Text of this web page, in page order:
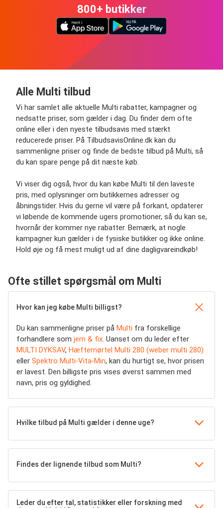
800+ butikker
Alle Multi tilbud
Vi har samlet alle aktuelle Multi rabatter, kampagner og
nedsatte priser, som gælder i dag. Du finder dem ofte
online eller i den nyeste tilbudsavis med stærkt
reducerede priser. På TilbudsavisOnline.dk kan du
sammenligne priser og finde de bedste tilbud på Multi, så
du kan spare penge på dit næste køb.
Vi viser dig også, hvor du kan købe Multi til den laveste
pris, med oplysninger om butikkernes adresser og
åbningstider. Hvis du gerne vil være på forkant, opdaterer
vi løbende de kommende ugers promotioner, så du kan se,
hvornår der kommer nye rabatter. Bemærk, at nogle
kampagner kun gælder i de fysiske butikker og ikke online.
Hold øje og få mest muligt ud af dine dagligvareindkøb!
Ofte stillet spørgsmål om Multi
Hvor kan jeg købe Multi billigst?
Du kan sammenligne priser på Multi fra forskellige
forhandlere som jem & fix . Uanset om du leder efter
MULTI DYKSAV, Hæftemørtel Multi 280 (weber multi 280)
eller Spektro Multi‑Vita‑Min, kan du hurtigt se, hvor prisen
er lavest. Den billigste pris vises øverst sammen med
navn, pris og gyldighed.
Hvilke tilbud på Multi gælder i denne uge?
Findes der lignende tilbud som Multi?
Leder du efter tal, statistikker eller forskning med